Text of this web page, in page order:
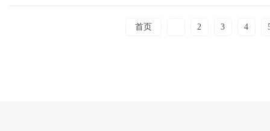
首页 2 3 4